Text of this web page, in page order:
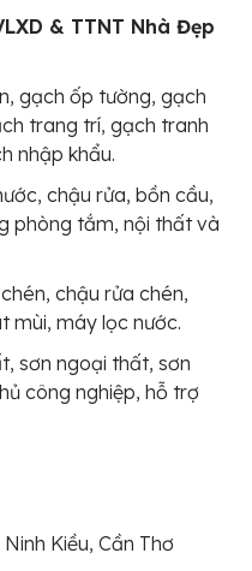
& TTNT Nhà Đẹp
gạch ốp tường, gạch
trang trí, gạch tranh
nhập khẩu.
chậu rửa, bồn cầu,
phòng tắm, nội thất và
chậu rửa chén,
mùi, máy lọc nước.
sơn ngoại thất, sơn
công nghiệp, hỗ trợ
Kiều, Cần Thơ